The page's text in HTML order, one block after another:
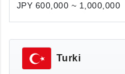
JPY 600,000 ~ 1,000,000
Turki